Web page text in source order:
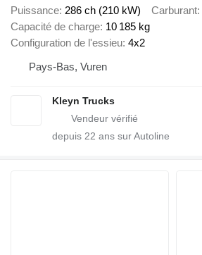
Puissance 286 ch (210 kW) Carburant
Capacité de charge 10 185 kg
Configuration de l'essieu 4x2
Pays-Bas, Vuren
Kleyn Trucks
depuis 22 ans sur Autoline